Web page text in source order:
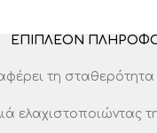
ΕΠΙΠΛΈΟΝ
τη σταθερότητα
ελαχιστοποιώντας